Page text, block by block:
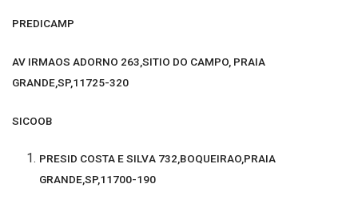
PREDICAMP
AV IRMAOS ADORNO 263,SITIO DO CAMPO, PRAIA
GRANDE,SP,11725-320
SICOOB
PRESID COSTA E SILVA 732,BOQUEIRAO,PRAIA
GRANDE,SP,11700-190